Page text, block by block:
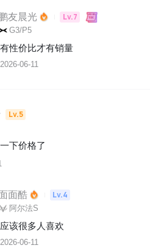
鹏友晨光 Lv.7
G3/P5
有性价比才有销量
2026-06-11
Lv.5
下价格了
面酷 Lv.4
阿尔法S
应该很多人喜欢
2026-06-11